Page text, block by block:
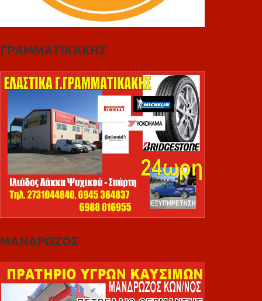
ΓΡΑΜΜΑΤΙΚΑΚΗΣ
ΜΑΝΔΡΩΖΟΣ